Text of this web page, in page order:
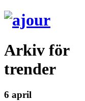
Arkiv för
trender
6 april